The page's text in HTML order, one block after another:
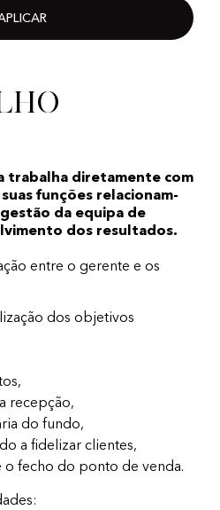
trabalha diretamente com
funções relacionam-
gestão da equipa de
dos resultados.
entre o gerente e os
dos objetivos
recepção,
do fundo,
a fidelizar clientes,
o fecho do ponto de venda.